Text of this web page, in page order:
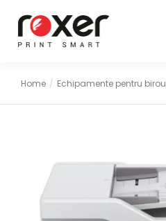
You are here:
Home Echipamente pentru birou